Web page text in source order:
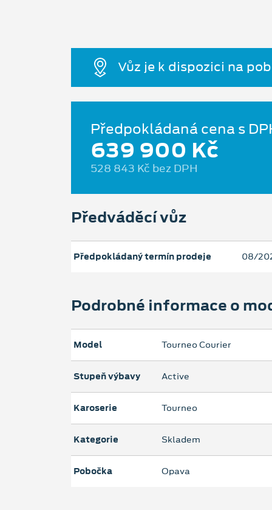
Vůz je k dispozici na
Předpokládaná cena s
639 900 Kč
528 843 Kč bez DPH
Předváděcí vůz
Předpokládaný termín prodeje 08/
Podrobné informace o
Model Tourneo Courier
Stupeň výbavy Active
Karoserie Tourneo
Kategorie Skladem
Pobočka Opava